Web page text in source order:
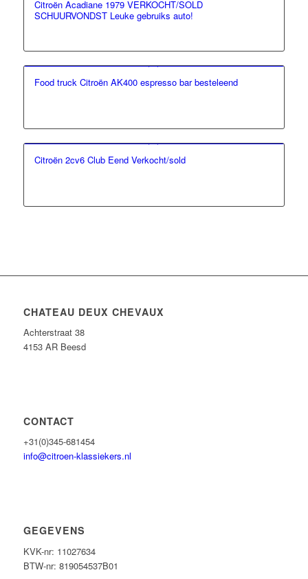
Citroën Acadiane 1979 VERKOCHT/SOLD
SCHUURVONDST Leuke gebruiks auto!
Food truck Citroën AK400 espresso bar besteleend
Citroën 2cv6 Club Eend Verkocht/sold
CHATEAU DEUX CHEVAUX
Achterstraat 38
4153 AR Beesd
CONTACT
+31(0)345-681454
info@citroen-klassiekers.nl
GEGEVENS
KVK-nr: 11027634
BTW-nr: 819054537B01